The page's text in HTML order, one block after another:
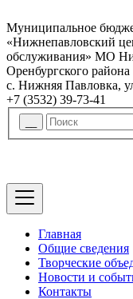
Муниципальное
«Нижнепавловский
обслуживания» МО
Оренбургского района
с. Нижняя Павловка,
+7 (3532) 39-73-41
Главная
Общие сведения
Творческие
Новости и
Контакты